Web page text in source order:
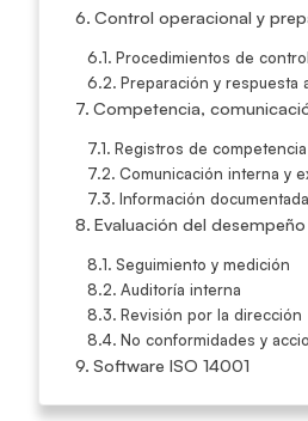
Control operacional y
Procedimientos de
Preparación y respuesta
Competencia,
Registros de
Comunicación interna y
Información documentada
Evaluación del
Seguimiento y medición
Auditoría interna
Revisión por la dirección
No conformidades y
Software ISO 14001